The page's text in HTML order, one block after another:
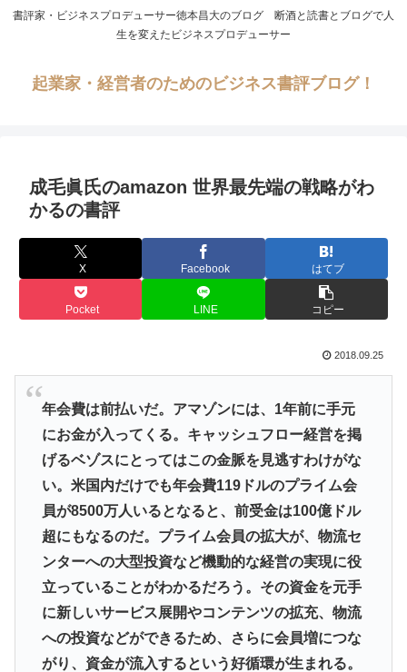
書評家・ビジネスプロデューサー徳本昌大のブログ 断酒と読書とブログで人
生を変えたビジネスプロデューサー
起業家・経営者のためのビジネス書評ブログ！
成毛眞氏のamazon 世界最先端の戦略がわ
かるの書評
X Facebook はてブ
Pocket LINE コピー
2018.09.25
年会費は前払いだ。アマゾンには、 1年前に手元
にお金が入ってくる。 キャッシュフロー経営を掲
げるベゾスにとってはこの金脈を見逃すわけがな
い。 米国内だけでも年会費119ドルのプライム会
員が8500万人いるとなると、前受金は100億ドル
超にもなるのだ。 プライム会員の拡大が、 物流セ
ンターへの大型投資など機動的な経営の実現に役
立っていることがわかるだろう。 その資金を元手
に新しいサービス展開やコンテンツの拡充、 物流
への投資などができるため、さらに会員増につな
がり、 資金が流入するという好循環が生まれる。